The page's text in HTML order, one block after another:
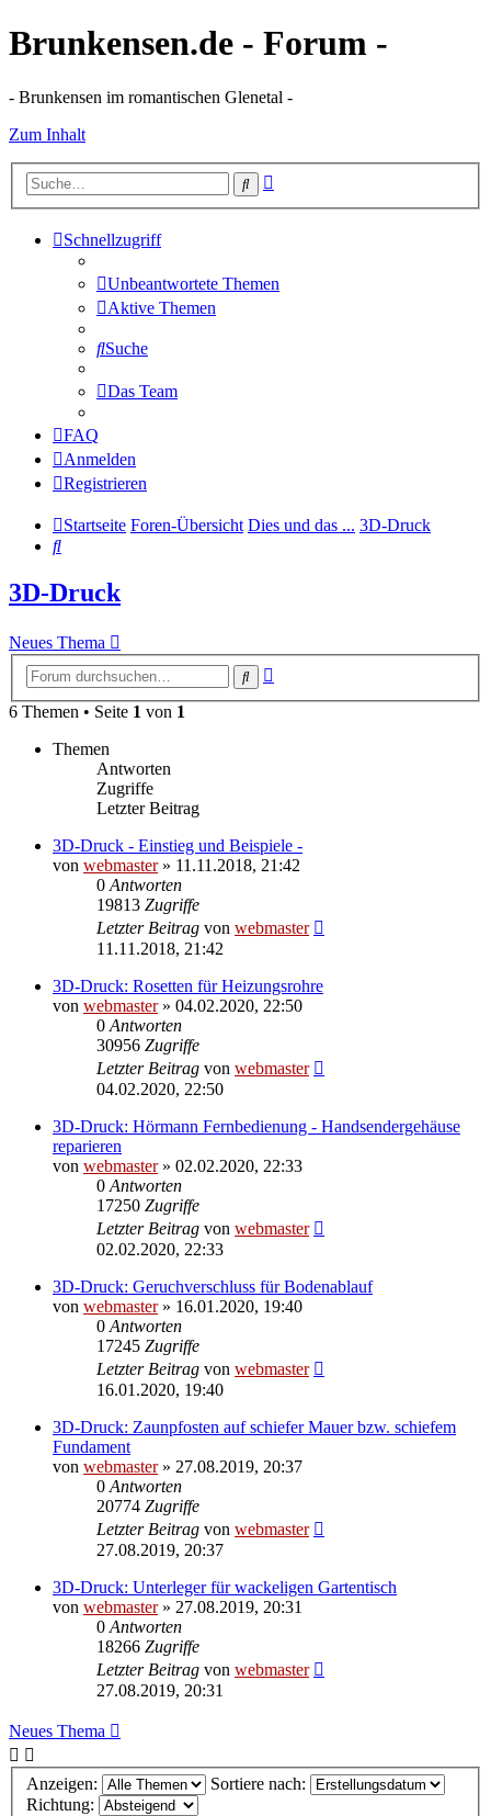
Brunkensen.de - Forum -
- Brunkensen im romantischen Glenetal -
Zum Inhalt
Suche
Schnellzugriff
Unbeantwortete Themen
Aktive Themen
Suche
Das Team
FAQ
Anmelden
Registrieren
Startseite Foren-Übersicht Dies und das ... 3D-Druck
Suche
3D-Druck
Neues Thema
Suche
6 Themen • Seite 1 von 1
Themen
Antworten
Zugriffe
Letzter Beitrag
3D-Druck - Einstieg und Beispiele -
von webmaster» 11.11.2018, 21:42
0 Antworten
19813 Zugriffe
Letzter Beitrag von webmaster
11.11.2018, 21:42
3D-Druck: Rosetten für Heizungsrohre
von webmaster» 04.02.2020, 22:50
0 Antworten
30956 Zugriffe
Letzter Beitrag von webmaster
04.02.2020, 22:50
3D-Druck: Hörmann Fernbedienung - Handsendergehäuse
reparieren
von webmaster» 02.02.2020, 22:33
0 Antworten
17250 Zugriffe
Letzter Beitrag von webmaster
02.02.2020, 22:33
3D-Druck: Geruchverschluss für Bodenablauf
von webmaster» 16.01.2020, 19:40
0 Antworten
17245 Zugriffe
Letzter Beitrag von webmaster
16.01.2020, 19:40
3D-Druck: Zaunpfosten auf schiefer Mauer bzw. schiefem
Fundament
von webmaster» 27.08.2019, 20:37
0 Antworten
20774 Zugriffe
Letzter Beitrag von webmaster
27.08.2019, 20:37
3D-Druck: Unterleger für wackeligen Gartentisch
von webmaster» 27.08.2019, 20:31
0 Antworten
18266 Zugriffe
Letzter Beitrag von webmaster
27.08.2019, 20:31
Neues Thema
Anzeigen:
Sortiere nach:
Richtung: